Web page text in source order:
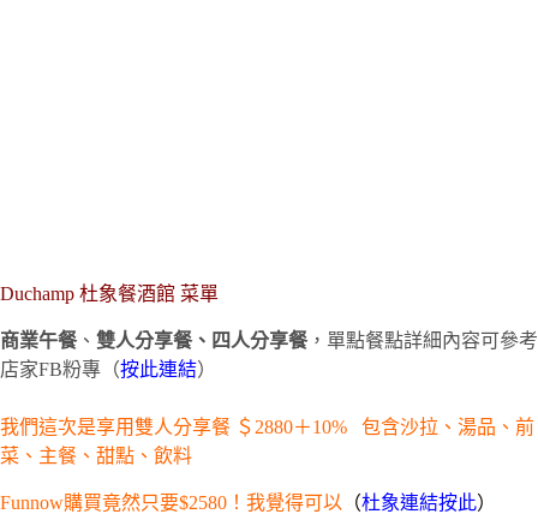
Duchamp 杜象餐酒館 菜單
商業午餐、 雙人分享餐、四人分享餐，單點餐點詳細內容可參考
店家FB粉專（按此連結）
我們這次是享用雙人分享餐 ＄2880＋10% 包含沙拉、湯品、前
菜、主餐、甜點、飲料
Funnow購買竟然只要$2580！我覺得可以 （杜象連結按此）